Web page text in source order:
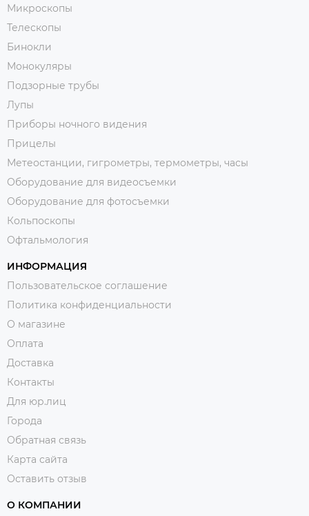
Микроскопы
Телескопы
Бинокли
Монокуляры
Подзорные трубы
Лупы
Приборы ночного видения
Прицелы
Метеостанции, гигрометры, термометры, часы
Оборудование для видеосъемки
Оборудование для фотосъемки
Кольпоскопы
Офтальмология
ИНФОРМАЦИЯ
Пользовательское соглашение
Политика конфиденциальности
О магазине
Оплата
Доставка
Контакты
Для юр.лиц
Города
Обратная связь
Карта сайта
Оставить отзыв
О КОМПАНИИ